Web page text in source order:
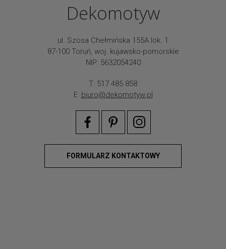
Dekomotyw
ul. Szosa Chełmińska 155A lok. 1
87-100 Toruń, woj. kujawsko-pomorskie
NIP: 5632054240
T: 517 485 858
E: biuro@dekomotyw.pl
FORMULARZ KONTAKTOWY